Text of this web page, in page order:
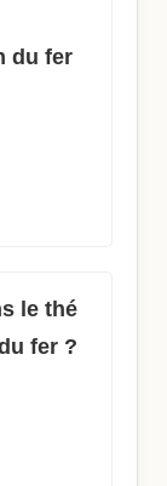
du fer
le thé
fer ?